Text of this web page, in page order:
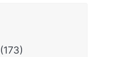
(173)